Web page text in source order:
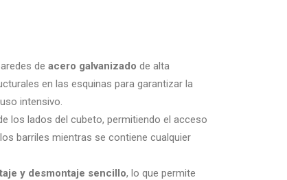
de acero galvanizado de alta
en las esquinas para garantizar la
intensivo.
los lados del cubeto, permitiendo el acceso
barriles mientras se contiene cualquier
y desmontaje sencillo, lo que permite